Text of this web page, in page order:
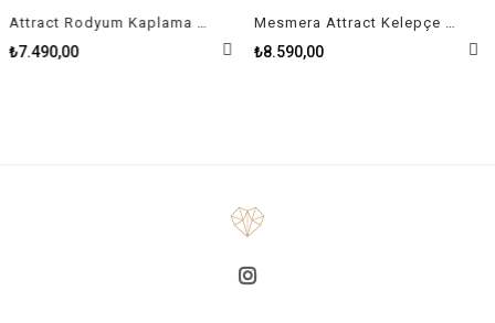
Attract Rodyum Kaplama Kadın Kelepçe Size M
₺7.490,00
Mesmera Attract Kelepçe Karışık kesimler, Beyaz, Rodyum kaplama Size L
₺8.590,00